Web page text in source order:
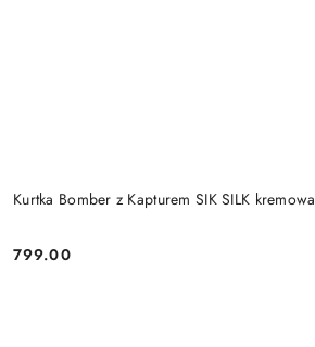
Kurtka Bomber z Kapturem SIK SILK kremowa
Cena:
799.00